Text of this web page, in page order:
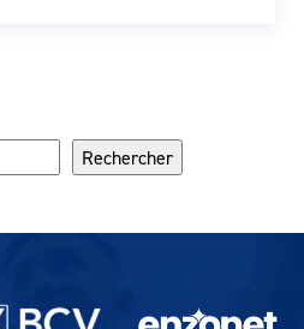
Rechercher